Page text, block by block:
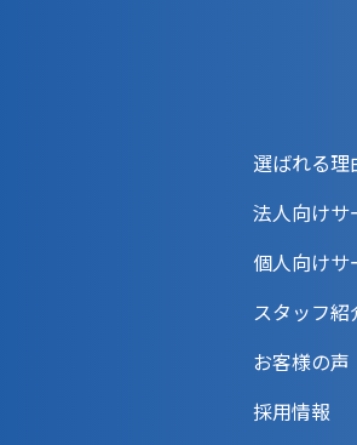
選ばれる理
法人向けサ
個人向けサ
スタッフ紹
お客様の声
採用情報